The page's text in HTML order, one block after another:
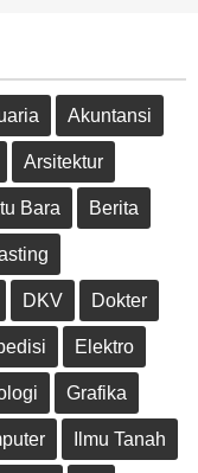
Akuntansi
Arsitektur
Bara Berita
DKV Dokter
Elektro
Grafika
Ilmu Tanah